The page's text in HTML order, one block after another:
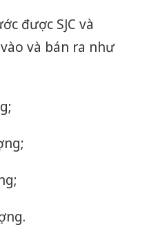
được SJC và
và bán ra như